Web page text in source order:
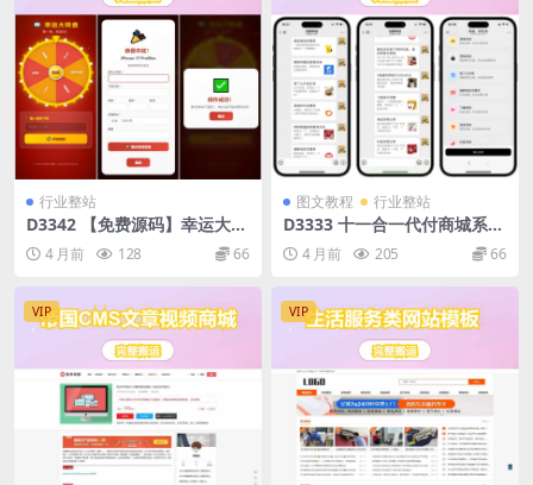
行业整站
D3342 【免费源码】幸运大转
盘活动抽奖系统源码
4 月前 128 66
图文教程 行业整站
D3333 十一合一代付商城系统
新版源码模板 全开源无加密
4 月前 205 66
VIP VIP